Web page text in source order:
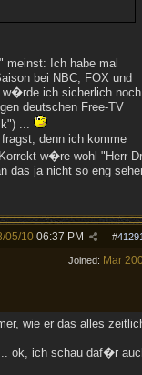
Ich habe mal
bei NBC, FOX und
ich sicherlich noch
deutschen Free-TV
...
denn ich komme
w�re wohl "Herr
das ja nicht so eng
#
05/10 06:37 PM
Joined: Mar
wie er das alles
ok, ich schau daf�r